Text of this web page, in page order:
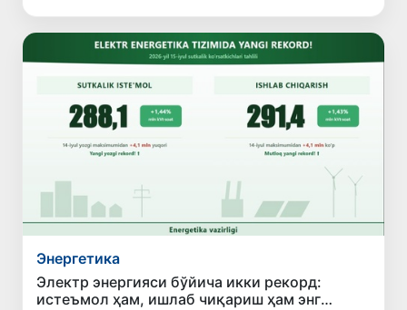
Энергетика
Электр энергияси бўйича икки рекорд:
истеъмол ҳам, ишлаб чиқариш ҳам энг